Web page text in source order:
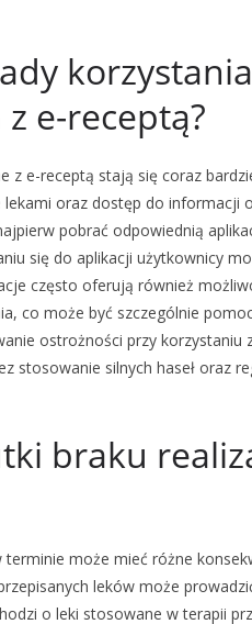
e-receptą?
z e-receptą stają się coraz
lekami oraz dostęp do informacji
pobrać odpowiednią
się do aplikacji użytkownicy
często oferują również
co może być szczególnie
ostrożności przy
stosowanie silnych haseł oraz
braku
terminie może mieć różne
leków może
o leki stosowane w terapii